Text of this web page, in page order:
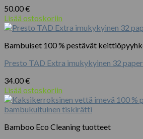
tehdä
valinnat
tuotteen
sivulla.
50.00€
Lisää ostoskoriin
Bambuiset 100 % pestävät
Presto TAD Extra imukykyinen 32
34.00€
Lisää ostoskoriin
Bamboo Eco Cleaning tuotteet